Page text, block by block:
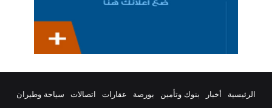
الرئيسية أخبار بنوك وتأمين بورصة عقارات اتصالات سياحة وطيران